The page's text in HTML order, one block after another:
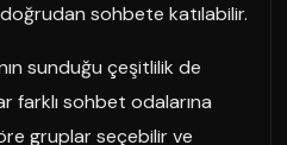
sohbete katılabilir.
sunduğu çeşitlilik de
farklı sohbet odalarına
gruplar seçebilir ve